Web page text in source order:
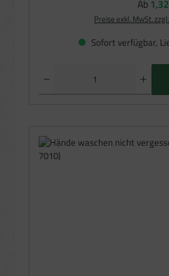
Ab
Preise exkl. MwSt.
Sofort verfügbar,
Produkt Anzahl: Gib den gewünschten Wert